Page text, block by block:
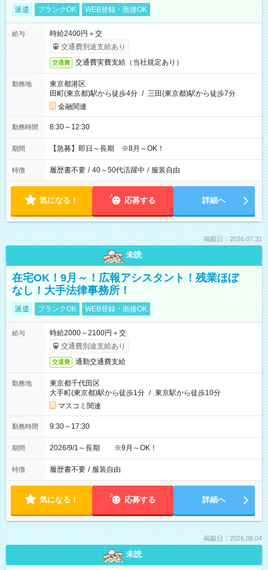
派遣 ブランクOK WEB登録・面接OK
給与
時給2400円＋交
交通費別途支給あり
交通費 交通費実費支給（当社規定あり）
勤務地
東京都港区
田町(東京都)駅から徒歩4分 / 三田(東京都)駅から徒歩7分
金融関連
勤務時間 8:30～12:30
期間 【急募】即日～長期 ※8月～OK！
特徴 履歴書不要 / 40～50代活躍中 / 服装自由
気になる！ 応募する 詳細へ
掲載日：2026.07.31
未読
在宅OK！9月～！広報アシスタント！残業ほぼ
なし！大手法律事務所！
派遣 ブランクOK WEB登録・面接OK
給与
時給2000～2100円＋交
交通費別途支給あり
交通費 通勤交通費支給
勤務地
東京都千代田区
大手町(東京都)駅から徒歩1分 / 東京駅から徒歩10分
マスコミ関連
勤務時間 9:30～17:30
期間 2026/9/1～長期 ※9月～OK！
特徴 履歴書不要 / 服装自由
気になる！ 応募する 詳細へ
掲載日：2026.08.04
未読